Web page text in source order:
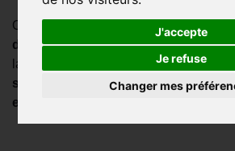
J'accepte
Je refuse
Changer mes
Offrez à votre enfant un poncho de
doux et absorbant. Idéal après le
la plage, notre
poncho enfanten
séchage rapide
tout en enveloppant
et de confort